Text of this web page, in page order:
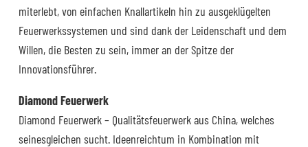
miterlebt, von einfachen Knallartikeln hin zu ausgeklügelten
Feuerwerkssystemen und sind dank der Leidenschaft und dem
Willen, die Besten zu sein, immer an der Spitze der
Innovationsführer.
Diamond Feuerwerk
Diamond Feuerwerk – Qualitätsfeuerwerk aus China, welches
seinesgleichen sucht. Ideenreichtum in Kombination mit